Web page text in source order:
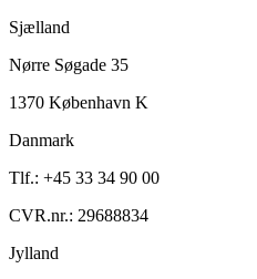
Sjælland
Nørre Søgade 35
1370 København K
Danmark
Tlf.: +45 33 34 90 00
CVR.nr.: 29688834
Jylland